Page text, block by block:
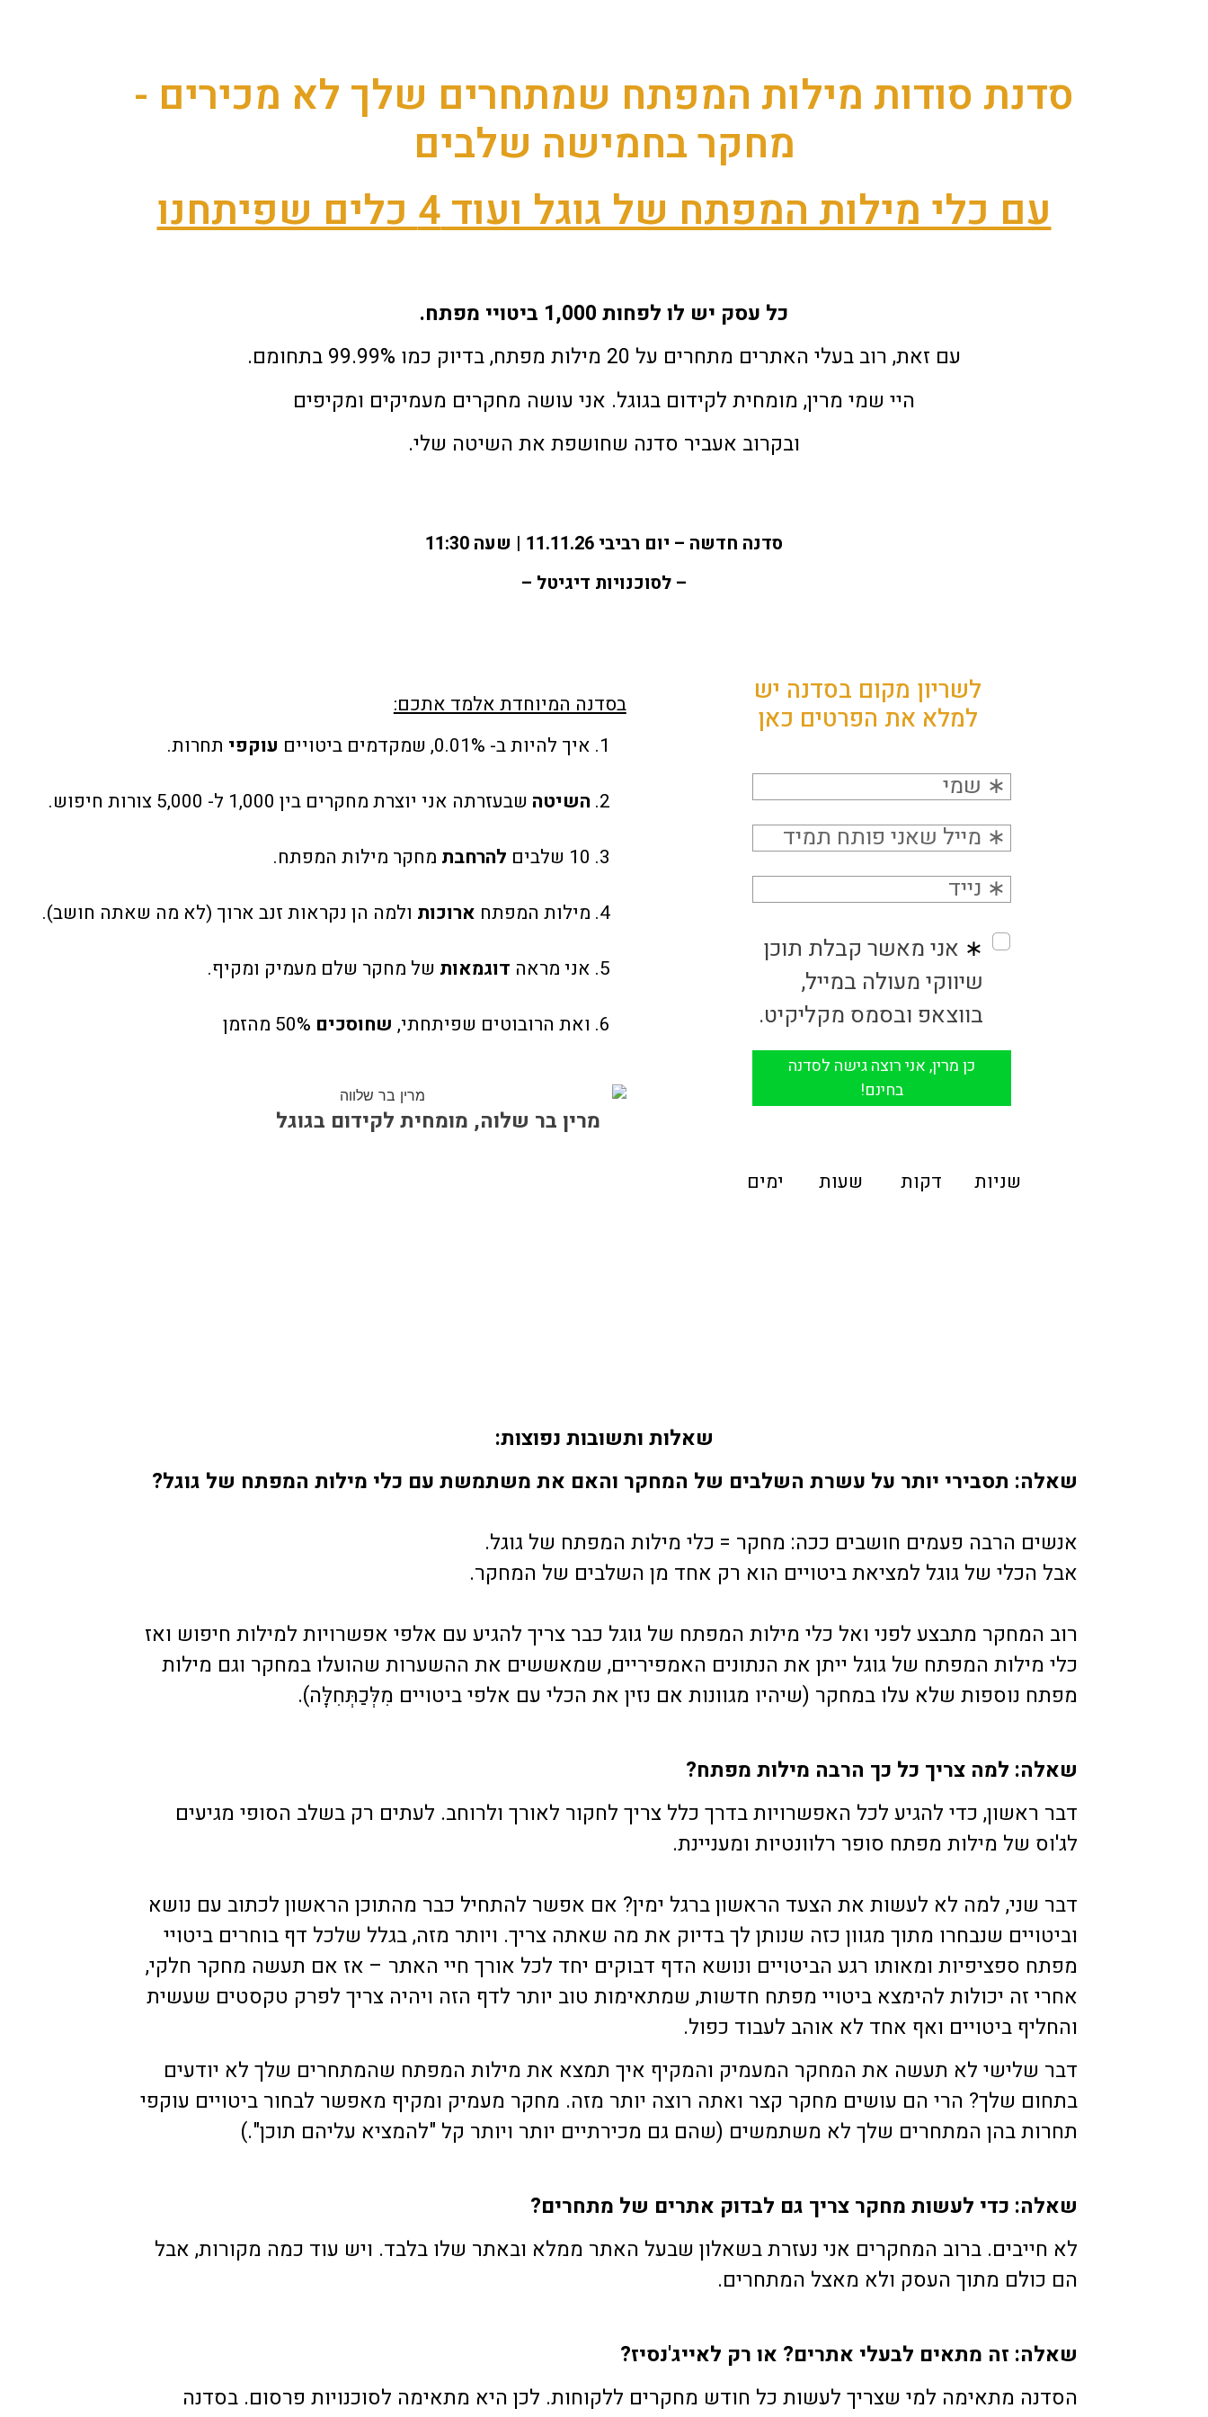
סדנת סודות מילות המפתח שמתחרים שלך לא מכירים -
מחקר בחמישה שלבים
עם כלי מילות המפתח של גוגל ועוד 4 כלים שפיתחנו
כל עסק יש לו לפחות 1,000 ביטויי מפתח.
עם זאת, רוב בעלי האתרים מתחרים על 20 מילות מפתח, בדיוק כמו 99.99% בתחומם.
היי שמי מרין, מומחית לקידום בגוגל. אני עושה מחקרים מעמיקים ומקיפים
ובקרוב אעביר סדנה שחושפת את השיטה שלי.
סדנה חדשה – יום רביבי 11.11.26 | שעה 11:30
– לסוכנויות דיגיטל –
לשריון מקום בסדנה יש
למלא את הפרטים כאן
ימים שעות דקות שניות
בסדנה המיוחדת אלמד אתכם:
איך להיות ב- 0.01%, שמקדמים ביטויים
עוקפי תחרות.
השיטה שבעזרתה אני יוצרת מחקרים בין 1,000 ל- 5,000 צורות חיפוש.
10 שלבים
להרחבת מחקר מילות המפתח.
מילות המפתח ארוכות ולמה הן נקראות זנב ארוך (לא מה שאתה חושב).
אני מראה דוגמאות של מחקר שלם מעמיק ומקיף.
ואת הרובוטים שפיתחתי, שחוסכים
מרין בר שלוה, מומחית לקידום בגוגל
שאלות ותשובות נפוצות:
שאלה: תסבירי יותר על עשרת השלבים של המחקר והאם את משתמשת עם כלי מילות המפתח של גוגל?
אנשים הרבה פעמים חושבים ככה: מחקר = כלי מילות המפתח של גוגל.
אבל הכלי של גוגל למציאת ביטויים הוא רק אחד מן השלבים של המחקר.
רוב המחקר מתבצע לפני ואל כלי מילות המפתח של גוגל כבר צריך להגיע עם אלפי אפשרויות למילות חיפוש ואז
כלי מילות המפתח של גוגל ייתן את הנתונים האמפיריים, שמאששים את ההשערות שהועלו במחקר וגם מילות
מפתח נוספות שלא עלו במחקר (שיהיו מגוונות אם נזין את הכלי עם אלפי ביטויים מִלְּכַתְּחִלָּה).
שאלה: למה צריך כל כך הרבה מילות מפתח?
דבר ראשון, כדי להגיע לכל האפשרויות בדרך כלל צריך לחקור לאורך ולרוחב. לעתים רק בשלב הסופי מגיעים
לג'וס של מילות מפתח סופר רלוונטיות ומעניינת.
דבר שני, למה לא לעשות את הצעד הראשון ברגל ימין? אם אפשר להתחיל כבר מהתוכן הראשון לכתוב עם נושא
וביטויים שנבחרו מתוך מגוון כזה שנותן לך בדיוק את מה שאתה צריך. ויותר מזה, בגלל שלכל דף בוחרים ביטויי
מפתח ספציפיות ומאותו רגע הביטויים ונושא הדף דבוקים יחד לכל אורך חיי האתר – אז אם תעשה מחקר חלקי,
אחרי זה יכולות להימצא ביטויי מפתח חדשות, שמתאימות טוב יותר לדף הזה ויהיה צריך לפרק טקסטים שעשית
והחליף ביטויים ואף אחד לא אוהב לעבוד כפול.
דבר שלישי לא תעשה את המחקר המעמיק והמקיף איך תמצא את מילות המפתח שהמתחרים שלך לא יודעים
בתחום שלך? הרי הם עושים מחקר קצר ואתה רוצה יותר מזה. מחקר מעמיק ומקיף מאפשר לבחור ביטויים עוקפי
תחרות בהן המתחרים שלך לא משתמשים (שהם גם מכירתיים יותר ויותר קל "להמציא עליהם תוכן".)
שאלה: כדי לעשות מחקר צריך גם לבדוק אתרים של מתחרים?
לא חייבים. ברוב המחקרים אני נעזרת בשאלון שבעל האתר ממלא ובאתר שלו בלבד. ויש עוד כמה מקורות, אבל
הם כולם מתוך העסק ולא מאצל המתחרים.
שאלה: זה מתאים לבעלי אתרים? או רק לאייג'נסיז?
הסדנה מתאימה למי שצריך לעשות כל חודש מחקרים ללקוחות. לכן היא מתאימה לסוכנויות פרסום. בסדנה